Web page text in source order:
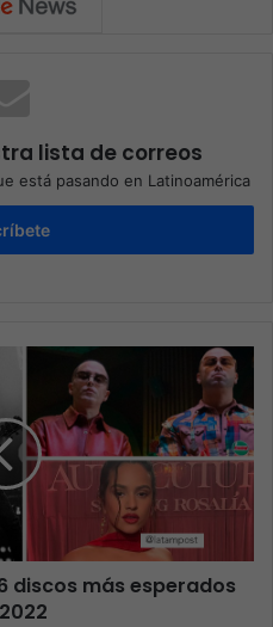
lista de correos
está pasando en Latinoamérica
discos más esperados